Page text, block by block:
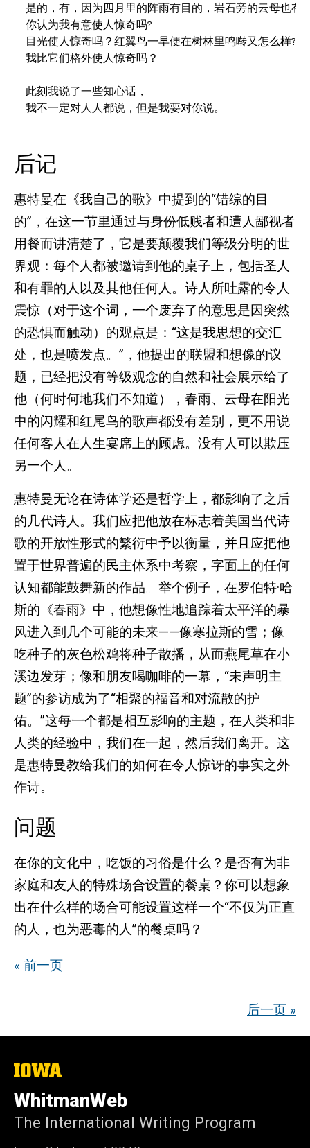
是的，有，因为四月里的阵雨有目的，岩石旁的云母也有
你认为我有意使人惊奇吗?
目光使人惊奇吗？红翼鸟一早便在树林里鸣啭又怎么样?
我比它们格外使人惊奇吗？
此刻我说了一些知心话，
我不一定对人人都说，但是我要对你说。
后记
惠特曼在《我自己的歌》中提到的“错综的目
的”，在这一节里通过与身份低贱者和遭人鄙视者
用餐而讲清楚了，它是要颠覆我们等级分明的世
界观：每个人都被邀请到他的桌子上，包括圣人
和有罪的人以及其他任何人。诗人所吐露的令人
震惊（对于这个词，一个废弃了的意思是因突然
的恐惧而触动）的观点是：“这是我思想的交汇
处，也是喷发点。”，他提出的联盟和想像的议
题，已经把没有等级观念的自然和社会展示给了
他（何时何地我们不知道），春雨、云母在阳光
中的闪耀和红尾鸟的歌声都没有差别，更不用说
任何客人在人生宴席上的顾虑。没有人可以欺压
另一个人。
惠特曼无论在诗体学还是哲学上，都影响了之后
的几代诗人。我们应把他放在标志着美国当代诗
歌的开放性形式的繁衍中予以衡量，并且应把他
置于世界普遍的民主体系中考察，字面上的任何
认知都能鼓舞新的作品。举个例子，在罗伯特·哈
斯的《春雨》中，他想像性地追踪着太平洋的暴
风进入到几个可能的未来——像寒拉斯的雪；像
吃种子的灰色松鸡将种子散播，从而燕尾草在小
溪边发芽；像和朋友喝咖啡的一幕，“未声明主
题”的参访成为了“相聚的福音和对流散的护
佑。”这每一个都是相互影响的主题，在人类和非
人类的经验中，我们在一起，然后我们离开。这
是惠特曼教给我们的如何在令人惊讶的事实之外
作诗。
问题
在你的文化中，吃饭的习俗是什么？是否有为非
家庭和友人的特殊场合设置的餐桌？你可以想象
出在什么样的场合可能设置这样一个“不仅为正直
的人，也为恶毒的人”的餐桌吗？
« 前一页
后一页 »
The
of
Iowa
WhitmanWeb
The International Writing Program